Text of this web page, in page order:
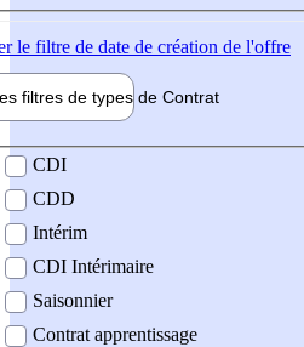
le filtre de date de création de l'offre
filtres de types de Contrat
contrat
CDI
CDD
Intérim
CDI Intérimaire
Saisonnier
Contrat apprentissage